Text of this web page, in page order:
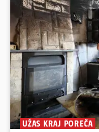
UŽAS KRAJ POREČA